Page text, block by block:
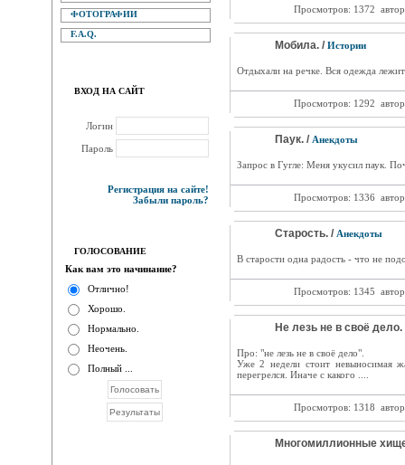
ФОТОГРАФИИ
F.A.Q.
ВХОД НА САЙТ
Логин
Пароль
Регистрация на сайте!
Забыли пароль?
ГОЛОСОВАНИЕ
Как вам это начинание?
Отлично!
Хорошо.
Нормально.
Неочень.
Полный ...
Просмотров: 1372
Мобила. / Истории
Отдыхали на речке. Вся одежда
Просмотров: 1292
Паук. / Анекдоты
Запрос в Гугле: Меня укусил паук.
Просмотров: 1336
Старость. / Анекдоты
В старости одна радость - что не
Просмотров: 1345
Не лезь не в своё
Про: "не лезь не в своё дело".
Уже 2 недели стоит невыносимая
перегрелся. Иначе с какого ....
Просмотров: 1318
Многомиллионные